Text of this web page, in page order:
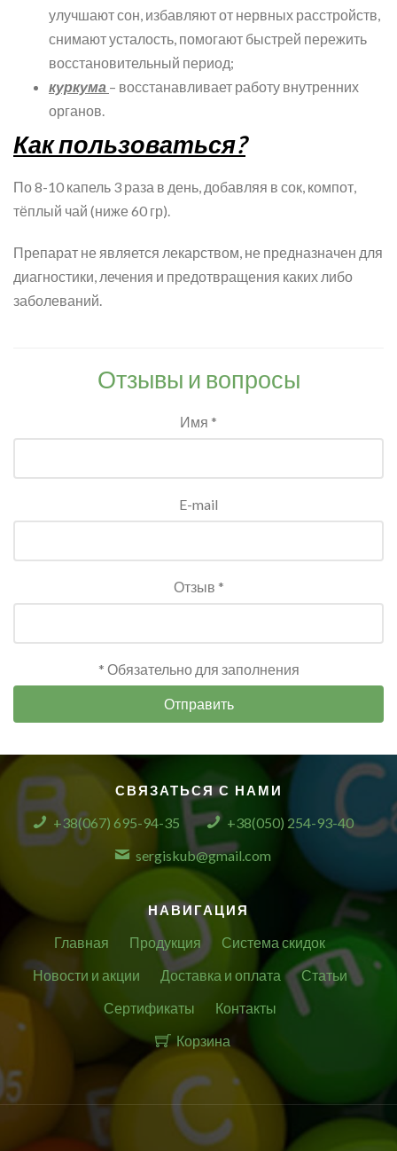
улучшают сон, избавляют от нервных расстройств,
снимают усталость, помогают быстрей пережить
восстановительный период;
куркума – восстанавливает работу внутренних
органов.
Как пользоваться?
По 8-10 капель 3 раза в день, добавляя в сок, компот,
тёплый чай (ниже 60 гр).
Препарат не является лекарством, не предназначен для
диагностики, лечения и предотвращения каких либо
заболеваний.
Отзывы и вопросы
Имя *
E-mail
Отзыв *
* Обязательно для заполнения
Отправить
СВЯЗАТЬСЯ С НАМИ
+38(067) 695-94-35
+38(050) 254-93-40
sergiskub@gmail.com
НАВИГАЦИЯ
Главная Продукция
Система скидок
Новости и акции
Доставка и оплата
Статьи
Сертификаты
Контакты
Корзина